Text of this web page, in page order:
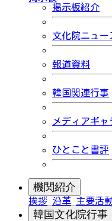
掲示板紹介
文化院ニュー
報道資料
韓国関連行事
メディアギャ
ひとこと書評
機関紹介
挨拶 沿革 主要活
韓国文化院行事